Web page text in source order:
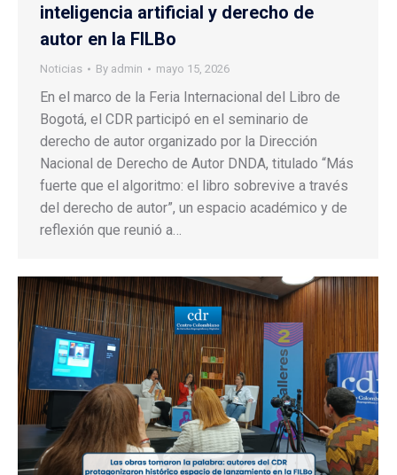
inteligencia artificial y derecho de
autor en la FILBo
Noticias By admin mayo 15, 2026
En el marco de la Feria Internacional del Libro de
Bogotá, el CDR participó en el seminario de
derecho de autor organizado por la Dirección
Nacional de Derecho de Autor DNDA, titulado “Más
fuerte que el algoritmo: el libro sobrevive a través
del derecho de autor”, un espacio académico y de
reflexión que reunió a…